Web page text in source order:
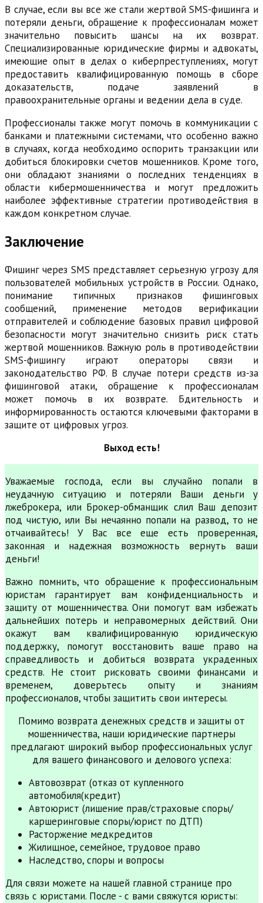
В случае, если вы все же стали жертвой SMS-фишинга и
потеряли деньги, обращение к профессионалам может
значительно повысить шансы на их возврат.
Специализированные юридические фирмы и адвокаты,
имеющие опыт в делах о киберпреступлениях, могут
предоставить квалифицированную помощь в сборе
доказательств, подаче заявлений в
правоохранительные органы и ведении дела в суде.
Профессионалы также могут помочь в коммуникации с
банками и платежными системами, что особенно важно
в случаях, когда необходимо оспорить транзакции или
добиться блокировки счетов мошенников. Кроме того,
они обладают знаниями о последних тенденциях в
области кибермошенничества и могут предложить
наиболее эффективные стратегии противодействия в
каждом конкретном случае.
Заключение
Фишинг через SMS представляет серьезную угрозу для
пользователей мобильных устройств в России. Однако,
понимание типичных признаков фишинговых
сообщений, применение методов верификации
отправителей и соблюдение базовых правил цифровой
безопасности могут значительно снизить риск стать
жертвой мошенников. Важную роль в противодействии
SMS-фишингу играют операторы связи и
законодательство РФ. В случае потери средств из-за
фишинговой атаки, обращение к профессионалам
может помочь в их возврате. Бдительность и
информированность остаются ключевыми факторами в
защите от цифровых угроз.
Выход есть!
Уважаемые господа, если вы случайно попали в
неудачную ситуацию и потеряли Ваши деньги у
лжеброкера, или Брокер-обманщик слил Ваш депозит
под чистую, или Вы нечаянно попали на развод, то не
отчаивайтесь! У Вас все еще есть проверенная,
законная и надежная возможность вернуть ваши
деньги!
Важно помнить, что обращение к профессиональным
юристам гарантирует вам конфиденциальность и
защиту от мошенничества. Они помогут вам избежать
дальнейших потерь и неправомерных действий. Они
окажут вам квалифицированную юридическую
поддержку, помогут восстановить ваше право на
справедливость и добиться возврата украденных
средств. Не стоит рисковать своими финансами и
временем, доверьтесь опыту и знаниям
профессионалов, чтобы защитить свои интересы.
Помимо возврата денежных средств и защиты от
мошенничества, наши юридические партнеры
предлагают широкий выбор профессиональных услуг
для вашего финансового и делового успеха:
Автовозврат (отказ от купленного
автомобиля(кредит)
Автоюрист (лишение прав/страховые споры/
каршеринговые споры/юрист по ДТП)
Расторжение медкредитов
Жилищное, семейное, трудовое право
Наследство, споры и вопросы
Для связи можете на нашей главной странице про
связь с юристами. После - с вами свяжутся юристы: